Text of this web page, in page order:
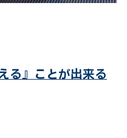
る』ことが出来る